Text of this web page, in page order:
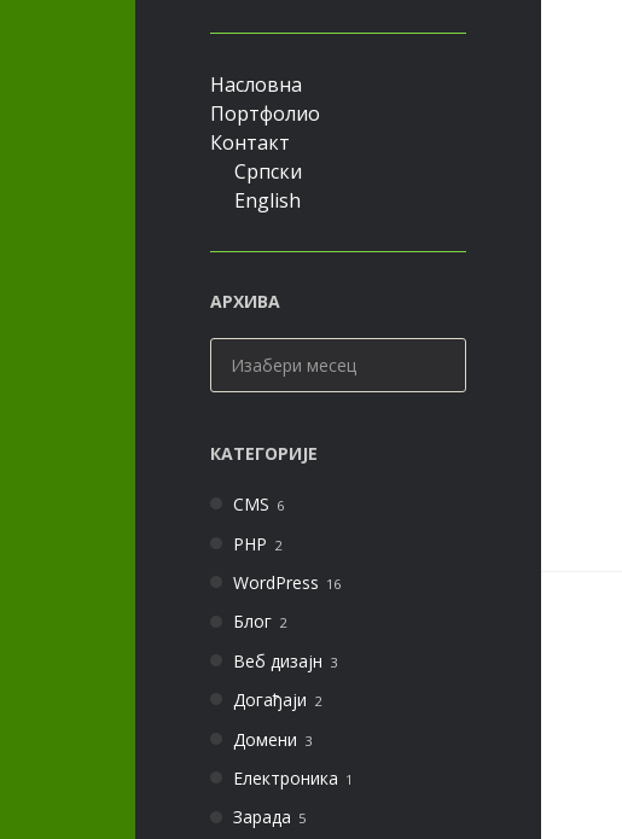
Насловна
Портфолио
Контакт
Српски
English
АРХИВА
Архива
КАТЕГОРИЈЕ
CMS 6
PHP 2
WordPress 16
Блог 2
Веб дизајн 3
Догађаји 2
Домени 3
Електроника 1
Зарада 5